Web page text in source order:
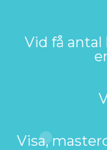
Vid få antal
Visa,